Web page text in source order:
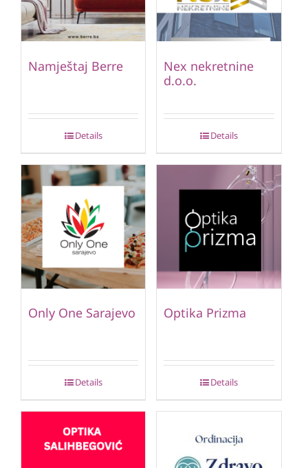
Namještaj Berre
Details
Nex nekretnine
d.o.o.
Details
Only One Sarajevo
Details
Optika Prizma
Details